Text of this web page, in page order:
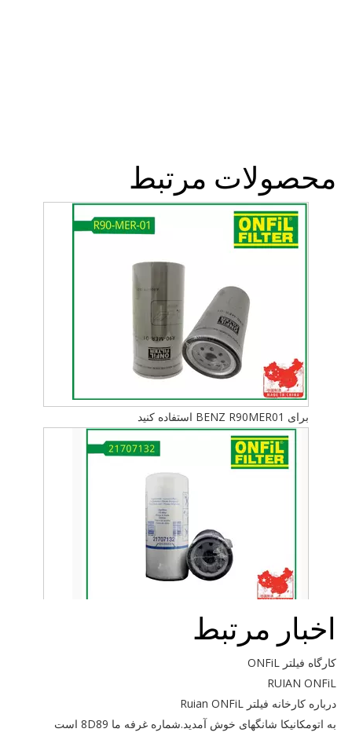
محصولات مرتبط
برای BENZ R90MER01 استفاده کنید
21707132
اخبار مرتبط
کارگاه فیلتر ONFiL
RUIAN ONFiL
درباره کارخانه فیلتر Ruian ONFiL
به اتومکانیکا شانگهای خوش آمدید.شماره غرفه ما 8D89 است